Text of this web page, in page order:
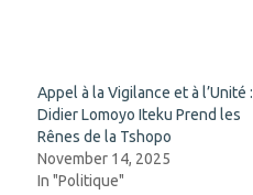
Appel à la Vigilance et à l’Unité :
Didier Lomoyo Iteku Prend les
Rênes de la Tshopo
November 14, 2025
In "Politique"